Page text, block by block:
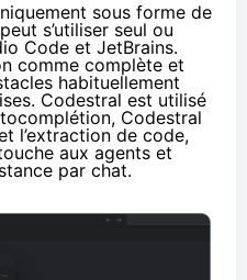
sous forme de
s’utiliser seul ou
Code et JetBrains.
comme complète et
habituellement
Codestral est utilisé
Codestral
l’extraction de code,
aux agents et
par chat.